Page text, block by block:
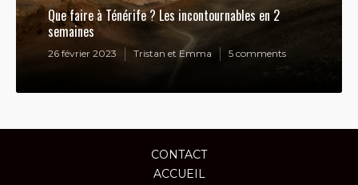
Que faire à Ténérife ? Les incontournables en 2
semaines
26 février 2023 Tristan et Emma 5 comments
CONTACT
ACCUEIL